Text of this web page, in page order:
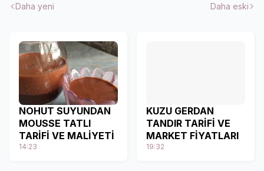
Daha yeni Daha eski
NOHUT SUYUNDAN
MOUSSE TATLI
TARİFİ VE MALİYETİ
14:23
KUZU GERDAN
TANDIR TARİFİ VE
MARKET FİYATLARI
19:32